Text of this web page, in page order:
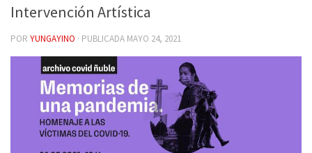
Intervención Artística
POR YUNGAYINO · PUBLICADA MAYO 24, 2021